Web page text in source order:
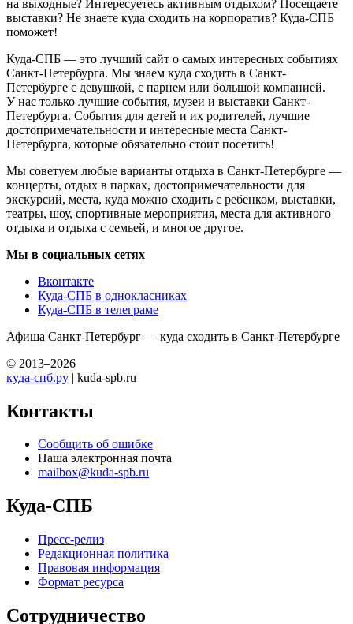
на выходные? Интересуетесь активным отдыхом? Посещаете
выставки? Не знаете куда сходить на корпоратив? Куда-СПБ
поможет!
Куда-СПБ — это лучший сайт о самых интересных событиях
Санкт-Петербурга. Мы знаем куда сходить в Санкт-
Петербурге с девушкой, с парнем или большой компанией.
У нас только лучшие события, музеи и выставки Санкт-
Петербурга. События для детей и их родителей, лучшие
достопримечательности и интересные места Санкт-
Петербурга, которые обязательно стоит посетить!
Мы советуем любые варианты отдыха в Санкт-Петербурге —
концерты, отдых в парках, достопримечательности для
экскурсий, места, куда можно сходить с ребенком, выставки,
театры, шоу, спортивные мероприятия, места для активного
отдыха и отдыха с семьей, и многое другое.
Мы в социальных сетях
Вконтакте
Куда-СПБ в однокласниках
Куда-СПБ в телеграме
Афиша Санкт-Петербург — куда сходить в Санкт-Петербурге
© 2013–2026
куда-спб.ру | kuda-spb.ru
Контакты
Сообщить об ошибке
Наша электронная почта
mailbox@kuda-spb.ru
Куда-СПБ
Пресс-релиз
Редакционная политика
Правовая информация
Формат ресурса
Сотрудничество